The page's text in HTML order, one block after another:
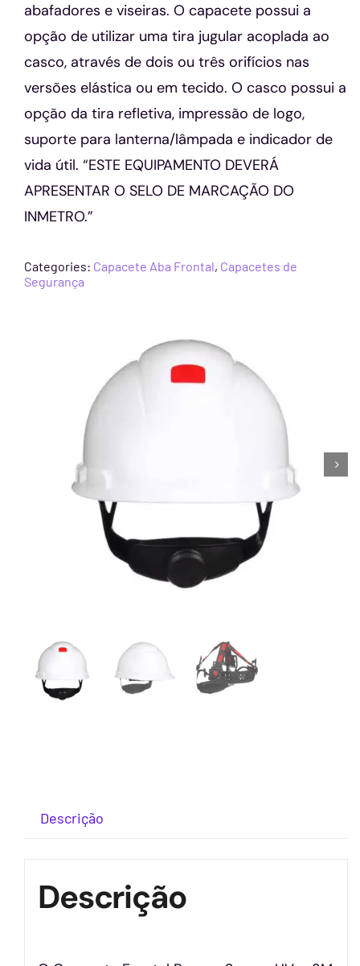
abafadores e viseiras. O capacete possui a
opção de utilizar uma tira jugular acoplada ao
casco, através de dois ou três orifícios nas
versões elástica ou em tecido. O casco possui a
opção da tira refletiva, impressão de logo,
suporte para lanterna/lâmpada e indicador de
vida útil. “ESTE EQUIPAMENTO DEVERÁ
APRESENTAR O SELO DE MARCAÇÃO DO
INMETRO.”
Categories: Capacete Aba Frontal, Capacetes de
Segurança
Descrição
Descrição